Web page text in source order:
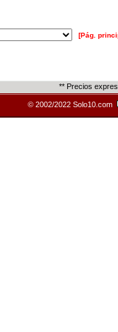
[Pág.
** Precios
© 2002/2022 Solo10.com